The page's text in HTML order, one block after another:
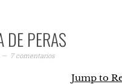
DE PERAS
7 comentarios
Jump to